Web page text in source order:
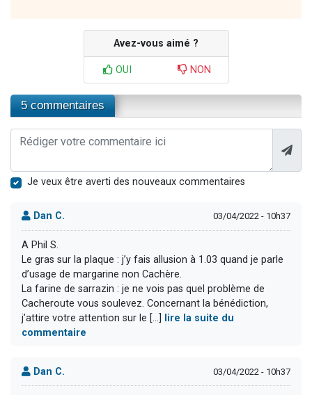
Avez-vous aimé ?
OUI NON
5 commentaires
Je veux être averti des nouveaux commentaires
Dan C. 03/04/2022 - 10h37
A Phil S.
Le gras sur la plaque : j’y fais allusion à 1.03 quand je parle
d’usage de margarine non Cachère.
La farine de sarrazin : je ne vois pas quel problème de
Cacheroute vous soulevez. Concernant la bénédiction,
j’attire votre attention sur le [...]
lire la suite du
commentaire
Dan C. 03/04/2022 - 10h37